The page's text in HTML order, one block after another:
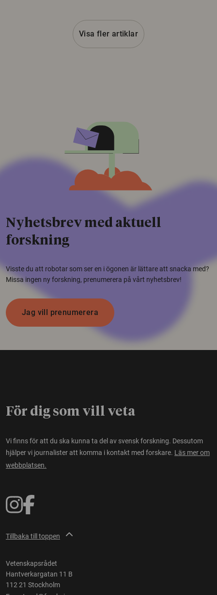
Visa fler artiklar
Nyhetsbrev med aktuell
forskning
Visste du att robotar som ser en i ögonen är lättare att snacka med?
Missa ingen ny forskning, prenumerera på vårt nyhetsbrev!
Jag vill prenumerera
För dig som vill veta
Vi finns för att du ska kunna ta del av svensk forskning. Dessutom
hjälper vi journalister att komma i kontakt med forskare. Läs mer om
webbplatsen.
Tillbaka till toppen
Vetenskapsrådet
Hantverkargatan 11 B
112 21 Stockholm